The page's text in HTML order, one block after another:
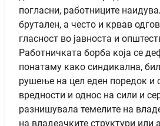
погласни, работниците
брутален, а често и крвав
гласност во јавноста и
Работничката борба која се
понатаму како синдикална,
рушење на цел еден поредок и
вредности и однос на сили и
разнишувала темелите на
на владеачките структури или